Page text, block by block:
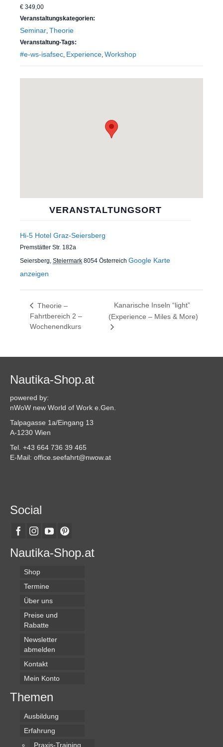
€ 349,00
Veranstaltungskategorien:
Seminar, Theorie
Veranstaltung-Tags:
#e-ws-isafsec, Experience, Workshop
VERANSTALTUNGSORT
Hi-5 Hotel Graz-Seiersberg
Premstätter Str. 182a
Seiersberg, Steiermark 8054 Österreich Google Karte
anzeigen
Theorie –
Fahrtbereich 2 –
Wochenendkurs
Kanarische Inseln “light”
(Experience – Miles & More)
Nautika-Shop.at
powered by:
nWoW new World of Work e.Gen.
Talpagasse 1a/Eingang 13
A-1230 Wien
Tel. +43 664 736 39 465
E-Mail: office.seefahrt@nwow.at
Social
Nautika-Shop.at
Shop
Termine
Über uns
Preise und
Rabatte
Newsletter
abmelden
Kontakt
Mein Konto
Themen
Ausbildung
Erfahrung
Praxis-Training